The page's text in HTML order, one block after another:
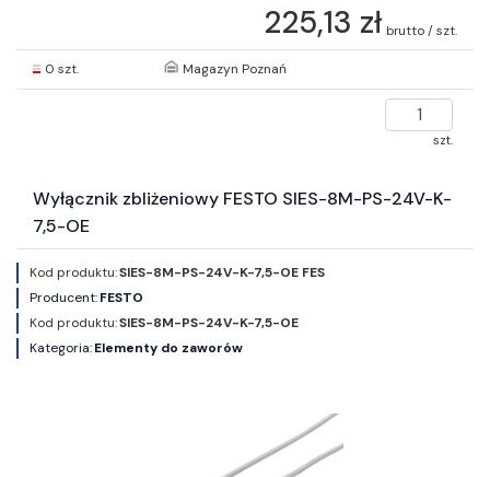
225,13 zł brutto / szt.
0 szt. Magazyn Poznań
szt.
Wyłącznik zbliżeniowy FESTO SIES-8M-PS-24V-K-
7,5-OE
Kod produktu:SIES-8M-PS-24V-K-7,5-OE FES
Producent:FESTO
Kod produktu:SIES-8M-PS-24V-K-7,5-OE
Kategoria:Elementy do zaworów